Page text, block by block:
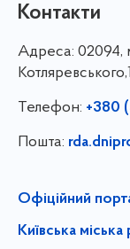
Контакти
Адреса: 02094,
Телефон: +380
Пошта:
Офіційний
Київська міська